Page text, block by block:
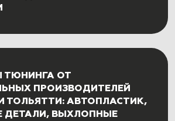
ТЮНИНГА ОТ
ПРОИЗВОДИТЕЛЕЙ
ТОЛЬЯТТИ: АВТОПЛАСТИК,
ДЕТАЛИ, ВЫХЛОПНЫЕ